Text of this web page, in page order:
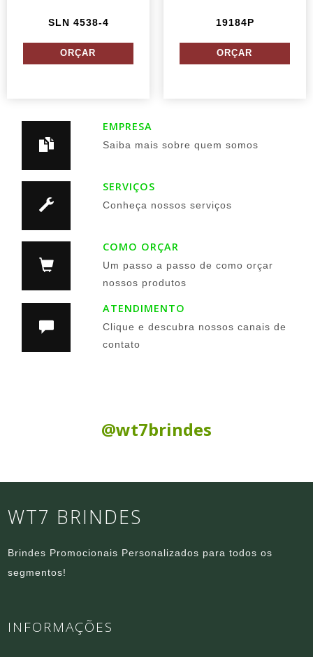
SLN 4538-4 19184P
EMPRESA
Saiba mais sobre quem somos
SERVIÇOS
Conheça nossos serviços
COMO ORÇAR
Um passo a passo de como orçar
nossos produtos
ATENDIMENTO
Clique e descubra nossos canais de
contato
@wt7brindes
WT7 BRINDES
Brindes Promocionais Personalizados para todos os
segmentos!
INFORMAÇÕES